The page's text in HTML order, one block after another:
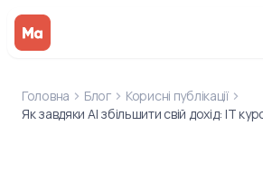
Головна Блог
Корисні публікації